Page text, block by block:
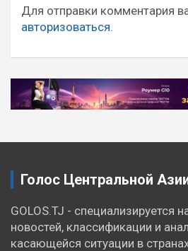
записям
Для отправки комментария
авторизоваться.
Голос Центральной
GOLOS.TJ - специализируется
новостей, классификации и
касающейся ситуации в